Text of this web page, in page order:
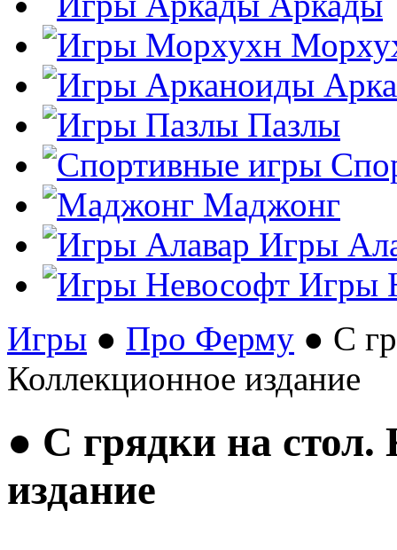
Пазлы
Маджонг
Игры
Игры
Игры ● Про Ферму ● С
Коллекционное издание
● С грядки на стол.
издание